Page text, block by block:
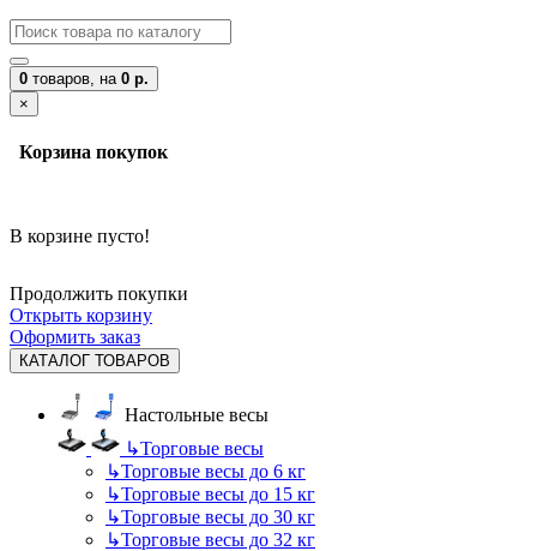
0 товаров, на 0 р.
×
Корзина покупок
В корзине пусто!
Продолжить покупки
Открыть корзину
Оформить заказ
КАТАЛОГ ТОВАРОВ
Настольные весы
↳Торговые весы
↳Торговые весы до 6 кг
↳Торговые весы до 15 кг
↳Торговые весы до 30 кг
↳Торговые весы до 32 кг